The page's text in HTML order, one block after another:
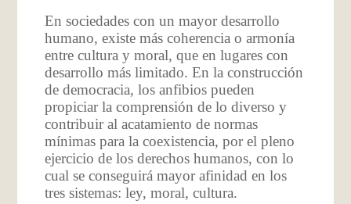
En sociedades con un mayor desarrollo
humano, existe más coherencia o armonía
entre cultura y moral, que en lugares con
desarrollo más limitado. En la construcción
de democracia, los anfibios pueden
propiciar la comprensión de lo diverso y
contribuir al acatamiento de normas
mínimas para la coexistencia, por el pleno
ejercicio de los derechos humanos, con lo
cual se conseguirá mayor afinidad en los
tres sistemas: ley, moral, cultura.